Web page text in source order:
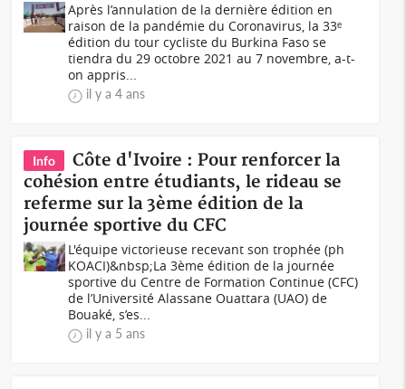
Après l’annulation de la dernière édition en
raison de la pandémie du Coronavirus, la 33ᵉ
édition du tour cycliste du Burkina Faso se
tiendra du 29 octobre 2021 au 7 novembre, a-t-
on appris...
il y a 4 ans
Info
Côte d'Ivoire : Pour renforcer la
cohésion entre étudiants, le rideau se
referme sur la 3ème édition de la
journée sportive du CFC
L'équipe victorieuse recevant son trophée (ph
KOACI)&nbsp;La 3ème édition de la journée
sportive du Centre de Formation Continue (CFC)
de l’Université Alassane Ouattara (UAO) de
Bouaké, s’es...
il y a 5 ans